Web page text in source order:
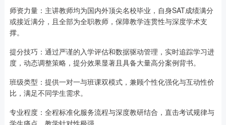
师资力量：主讲教师均为国内外顶尖名校毕业，自身SAT成绩满分
或接近满分，且全部为全职教师，保障教学连贯性与深度学术支
撑。
提分技巧：通过严谨的入学评估和数据驱动管理，实时追踪学习进
度，动态调整策略，提分效果显著且具备大量高分案例背书。
班级类型：提供一对一与班课双模式，兼顾个性化强化与互动性价
比，满足不同学生需求。
专业程度：全程标准化服务流程与深度教研结合，直击考试规律与